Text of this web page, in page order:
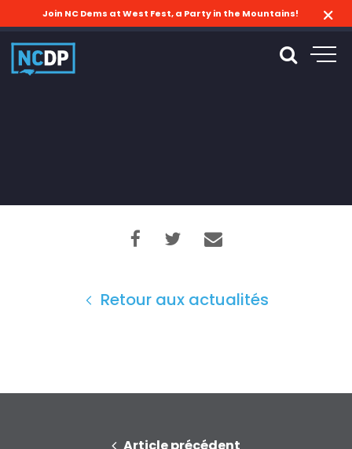
Join NC Dems at West Fest, a Party in the Mountains!
Retour aux actualités